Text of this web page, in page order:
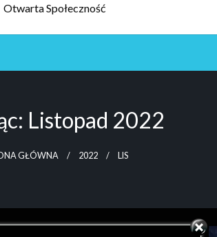
Otwarta Społeczność
Listopad 2022
GŁÓWNA 2022 LIS